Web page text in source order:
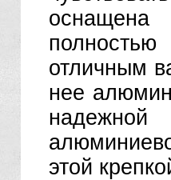
отличным
нее
этой